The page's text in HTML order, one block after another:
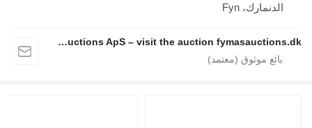
الدنمارك، Fyn
Fymas Auctions ApS – visit the auction fymasauctions.dk